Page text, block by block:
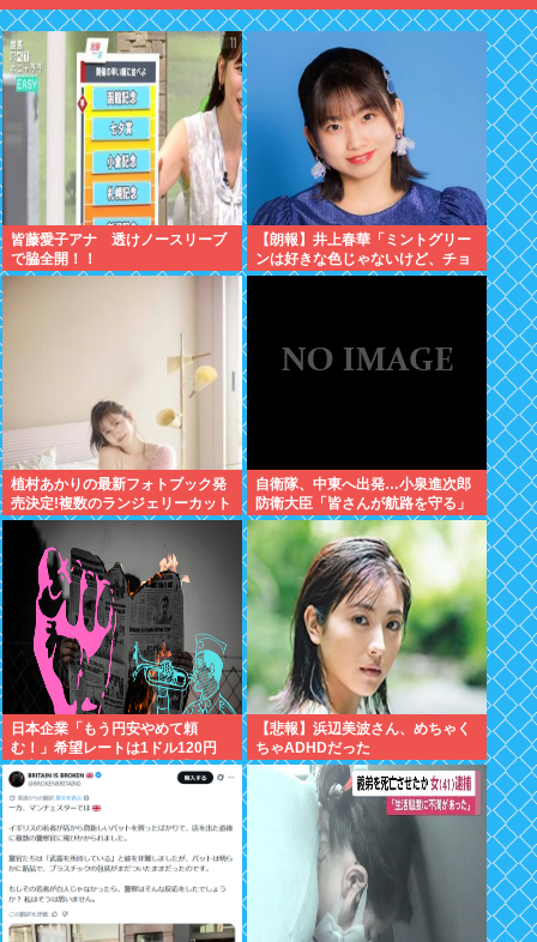
皆藤愛子アナ 透けノースリーブ
で脇全開！！
【朗報】井上春華「ミントグリー
ンは好きな色じゃないけど、チョ
コミントは好きなのでまぁいいか
植村あかりの最新フォトブック発
売決定!複数のランジェリーカット
あり
自衛隊、中東へ出発…小泉進次郎
防衛大臣「皆さんが航路を守る」
日本企業「もう円安やめて頼
む！」希望レートは1ドル120円
現実は160円前後「輸出企業まで
悲鳴」
【悲報】浜辺美波さん、めちゃく
ちゃADHDだった